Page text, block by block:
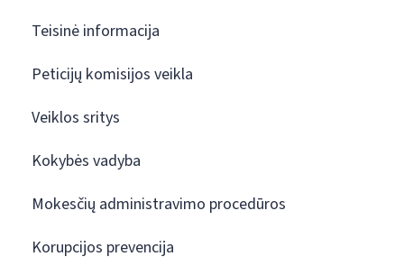
Teisinė informacija
Peticijų komisijos veikla
Veiklos sritys
Kokybės vadyba
Mokesčių administravimo procedūros
Korupcijos prevencija